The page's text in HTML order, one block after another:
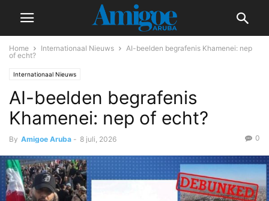
Home Internationaal Nieuws
AI-beelden begrafenis Khamenei: nep
of echt?
Internationaal Nieuws
AI-beelden begrafenis
Khamenei: nep of echt?
By Amigoe Aruba - 8 juli, 2026 0